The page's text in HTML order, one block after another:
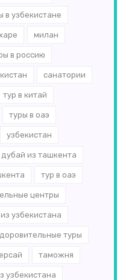
в узбекистане
милан
в россию
санатории
тур в китай
туры в оаэ
узбекистан
дубай из ташкента
тур в оаэ
центры
узбекистана
туры
таможня
узбекистана